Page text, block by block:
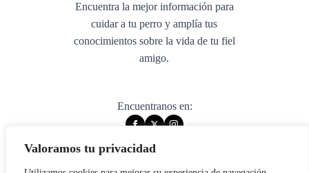
Valoramos tu privacidad
Encuentra la mejor información para
cuidar a tu perro y amplía tus
conocimientos sobre la vida de tu fiel
amigo.
Encuentranos en: